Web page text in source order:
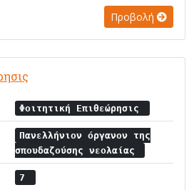
Προβολή
Φοιτητική Επιθεώρησις
Πανελλήνιον όργανον της
σπουδαζούσης νεολαίας
7